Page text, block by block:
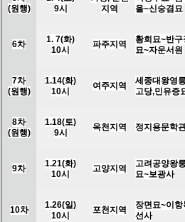
(원행)
9시
지역
을~신숭겸묘
6차 1. 7(화)
10시
파주지역 황희묘~반구
묘~자운서원
7차
(원행)
1.14(화)
10시
여주지역 세종대왕영
고당,민유증
8차
(원행)
1.18(토)
9시
옥천지역 정지용문학
9차 1.21(화)
10시
고양지역 고려공양왕
묘~보광사
10차 1.26(일)
10시
포천지역 장면묘~이항
선사